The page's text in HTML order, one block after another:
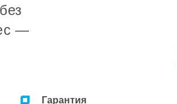
—
Гарантия